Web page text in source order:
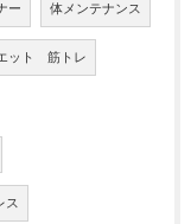
ー 体メンテナンス
ット 筋トレ
ス